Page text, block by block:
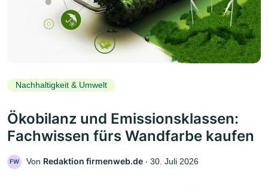
Nachhaltigkeit & Umwelt
Ökobilanz und Emissionsklassen:
Fachwissen fürs Wandfarbe kaufen
FW Von Redaktion firmenweb.de ‧ 30. Juli 2026